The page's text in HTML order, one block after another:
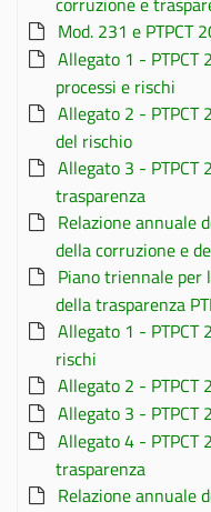
Mod. 231 e PTPCT
Allegato 1 -
processi e rischi
Allegato 2 -
del rischio
Allegato 3 -
trasparenza
Relazione annuale
della corruzione e
Piano triennale per
della trasparenza
Allegato 1 -
rischi
Allegato 2 -
Allegato 3 - PTPCT
Allegato 4 -
trasparenza
Relazione annuale